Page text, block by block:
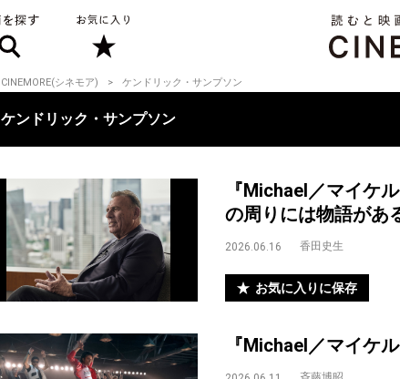
CINEMORE(シネモア) ケンドリック・サンプソン
ケンドリック・サンプソン
『Michael／マイケ
の周りには物語があ
2026.06.16 香田史生
お気に入りに保存
『Michael／マイケ